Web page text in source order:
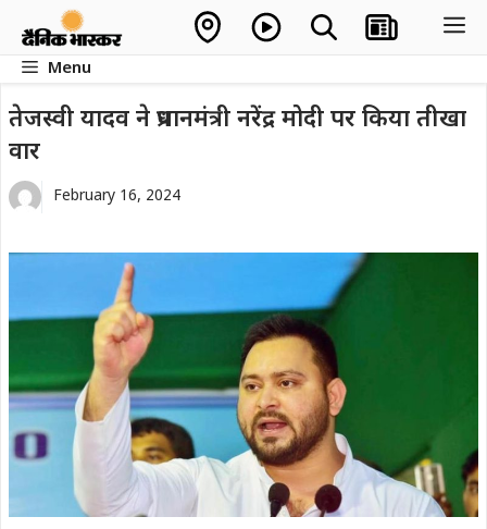
contentMenu
तेजस्वी यादव ने प्रधानमंत्री नरेंद्र मोदी पर किया तीखा
वार
February 16, 2024